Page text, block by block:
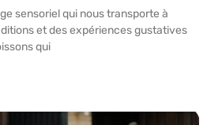
sensoriel qui nous transporte à
et des expériences gustatives
qui